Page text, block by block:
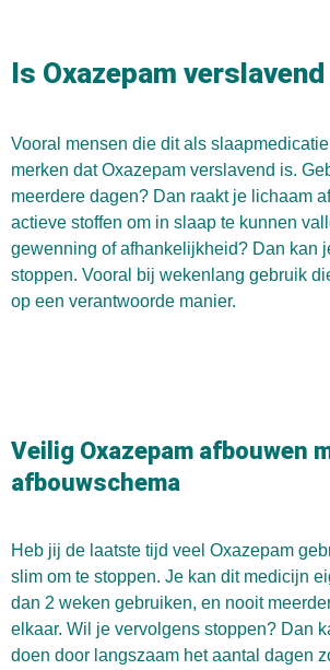
Is Oxazepam verslavend
Vooral mensen die dit als
merken dat Oxazepam verslavend is.
meerdere dagen? Dan raakt je lichaam
actieve stoffen om in slaap te kunnen
gewenning of afhankelijkheid? Dan kan
stoppen. Vooral bij wekenlang gebruik
op een verantwoorde manier.
Veilig Oxazepam afbouwen
afbouwschema
Heb jij de laatste tijd veel Oxazepam
slim om te stoppen. Je kan dit medicijn
dan 2 weken gebruiken, en nooit
elkaar. Wil je vervolgens stoppen? Dan
doen door langszaam het aantal dagen